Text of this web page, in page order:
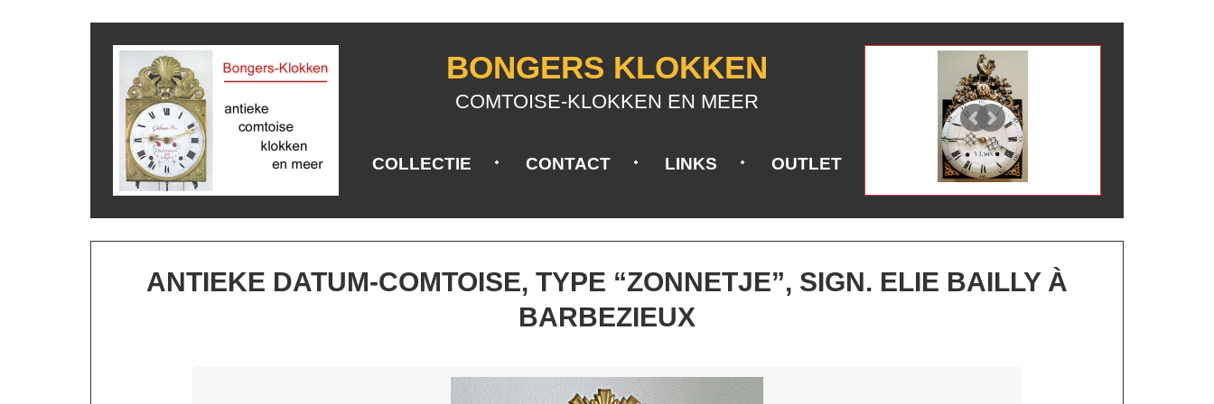
BONGERS KLOKKEN
COMTOISE-KLOKKEN EN MEER
COLLECTIE CONTACT LINKS OUTLET
ANTIEKE DATUM-COMTOISE, TYPE “ZONNETJE”, SIGN. ELIE BAILLY À
BARBEZIEUX